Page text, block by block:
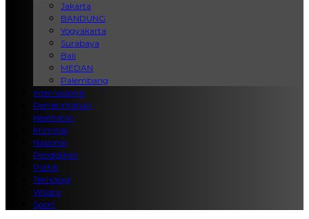
Jakarta
BANDUNG
Yogyakarta
Surabaya
Bali
MEDAN
Palembang
Internasional
Pemerintahan
Kesehatan
Kriminal
Nasional
Pendidikan
Politik
Teknologi
Wisata
Sport